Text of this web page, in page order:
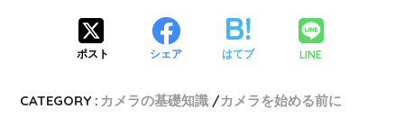
ポスト シェア はてブ LINE
CATEGORY : カメラの基礎知識
カメラを始める前に